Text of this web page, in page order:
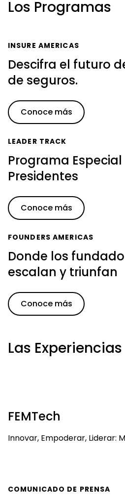
Los Programas
INSURE AMERICAS
Descifra el futuro
de seguros.
Conoce más
LEADER TRACK
Programa Especial
Presidentes
Conoce más
FOUNDERS AMERICAS
Donde los
escalan y triunfan
Conoce más
Las Experiencias
FEMTech
Innovar, Empoderar, Liderar:
COMUNICADO DE PRENSA